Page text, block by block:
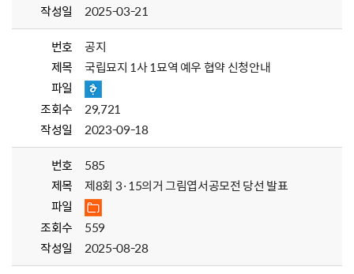
작성일
2025-03-21
번호
공지
제목
국립묘지 1사 1묘역 예우 협약 신청안내
파일
조회수
29,721
작성일
2023-09-18
번호
585
제목
제8회 3·15의거 그림엽서공모전 당선 발표
파일
조회수
559
작성일
2025-08-28